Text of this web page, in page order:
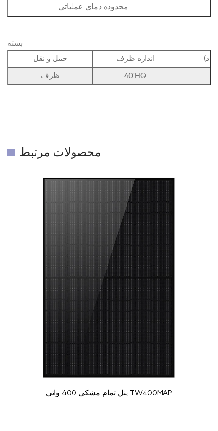
محدوده دمای عملیاتی
بسته
حمل و نقل
اندازه ظرف
ظرف 40'HQ
محصولات مرتبط
پنل تمام مشکی 400 واتی TW400MAP